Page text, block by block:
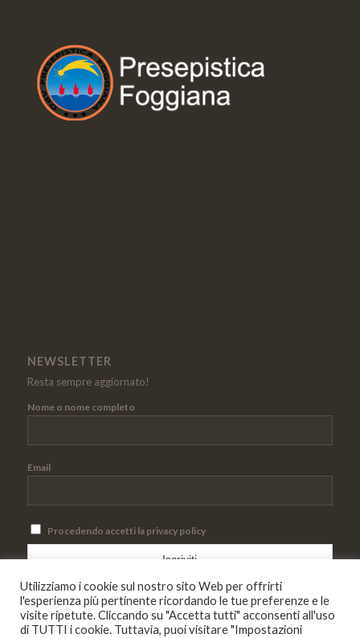
NEWSLETTER
Resta sempre aggiornato!
Nome o nome completo
Email
Procedendo accetti la privacy policy
Utilizziamo i cookie sul nostro sito Web per offrirti
l'esperienza più pertinente ricordando le tue preferenze e le
visite ripetute. Cliccando su "Accetta tutti" acconsenti all'uso
di TUTTI i cookie. Tuttavia, puoi visitare "Impostazioni